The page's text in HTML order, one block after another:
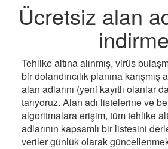
Ücretsiz alan
indirme
Tehlike altına alınmış, virüs
bir dolandırıcılık planına
alan adlarını (yeni kayıtlı olanlar
tarıyoruz. Alan adı listelerine ve
algoritmalara erişim, tüm tehlike
adlarının kapsamlı bir listesini
veriler günlük olarak